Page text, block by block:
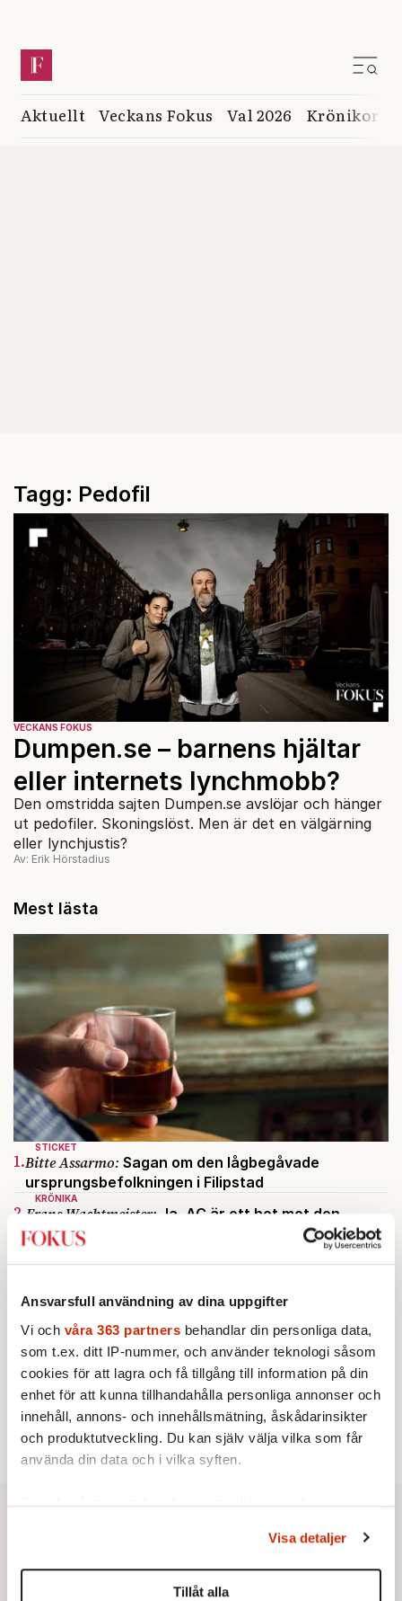
Ansvarsfull användning av dina uppgifter
Vi och våra 363 partners behandlar din personliga data,
som t.ex. ditt IP-nummer, och använder teknologi såsom
cookies för att lagra och få tillgång till information på din
enhet för att kunna tillhandahålla personliga annonser och
innehåll, annons- och innehållsmätning, åskådarinsikter
och produktutveckling. Du kan själv välja vilka som får
använda din data och i vilka syften.
Ta reda på mer om hur dina personliga uppgifter
Du kan ändra eller dra tillbaka ditt samtycke när som
helst från cookie-förklaringen.
Visa detaljer
Tillåt alla
Aktuellt Veckans Fokus Val 2026 Krönikor
Tagg: Pedofil
VECKANS FOKUS
Dumpen.se – barnens hjältar
eller internets lynchmobb?
Den omstridda sajten Dumpen.se avslöjar och hänger
ut pedofiler. Skoningslöst. Men är det en välgärning
eller lynchjustis?
Av: Erik Hörstadius
Mest lästa
STICKET
1.Bitte Assarmo: Sagan om den lågbegåvade
ursprungsbefolkningen i Filipstad
KRÖNIKA
2. Frans Wachtmeister: Ja, AC är ett hot mot den
franska civilisationen
KRÖNIKA
3.Sakine Madon:Efter islamistdådet oroar sig
STICKET
KRÖNIKA
5.Nina Lekander:På ”Kommunisthögskolan” drömde
alla om att vara arbetarklass
6.Johan Romin:Andersson, hur ska du få ihop det
här?